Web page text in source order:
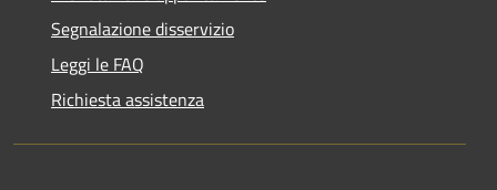
Segnalazione disservizio
Leggi le FAQ
Richiesta assistenza